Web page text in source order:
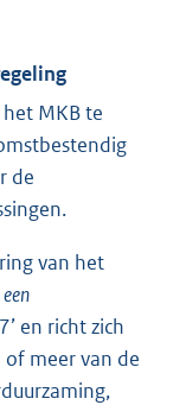
MKB te
de
van het
7’ en richt zich
meer van de